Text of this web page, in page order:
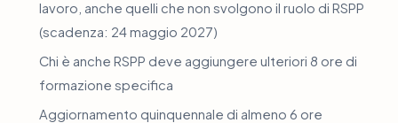
lavoro, anche quelli che non svolgono il ruolo di RSPP
(scadenza: 24 maggio 2027)
Chi è anche RSPP deve aggiungere ulteriori 8 ore di
formazione specifica
Aggiornamento quinquennale di almeno 6 ore